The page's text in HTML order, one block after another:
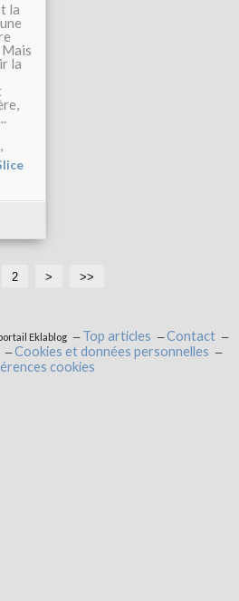
la
la
,
2 > >>
Eklablog Top articles
Contact
Cookies et données personnelles
cookies